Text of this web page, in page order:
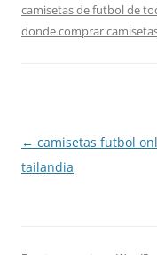
camisetas de futbol de
donde comprar
Navegación
de
← camisetas futbol
tailandia